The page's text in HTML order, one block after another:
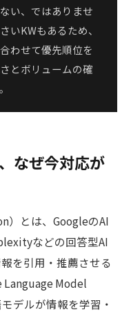
い、ではありませ
いKWもあるため、
わせて優先順位を
とボリュームの確
なぜ今対応が
）とは、GoogleのAI
などの回答型AI
を引用・推薦させる
Language Model
デルが情報を学習・